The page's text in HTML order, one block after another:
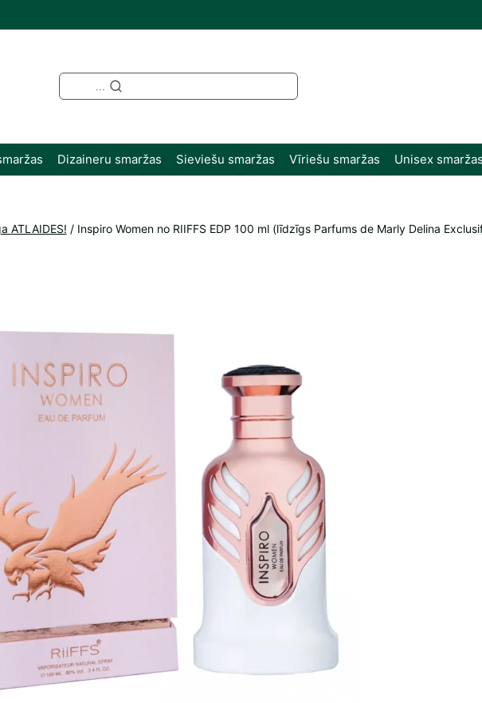
Dizaineru smaržas Sieviešu smaržas Vīriešu smaržas Unisex smaržas
ATLAIDES! / Inspiro Women no RIIFFS EDP 100 ml (līdzīgs Parfums de Marly Delina